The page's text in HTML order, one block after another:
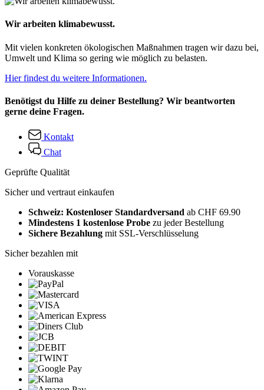
Wir arbeiten klimabewusst.
Mit vielen konkreten ökologischen Maßnahmen tragen wir dazu bei,
Umwelt und Klima so gering wie möglich zu belasten.
Hier findest du weitere Informationen.
Benötigst du Hilfe zu deiner Bestellung? Wir beantworten
gerne deine Fragen.
Kontakt
Chat
Geprüfte Qualität
Sicher und vertraut einkaufen
Schweiz: Kostenloser Standardversand ab CHF 69.90
Mindestens 1 kostenlose Probe zu jeder Bestellung
Sichere Bezahlung mit SSL-Verschlüsselung
Sicher bezahlen mit
Vorauskasse